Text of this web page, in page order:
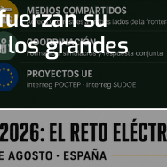
su
grandes